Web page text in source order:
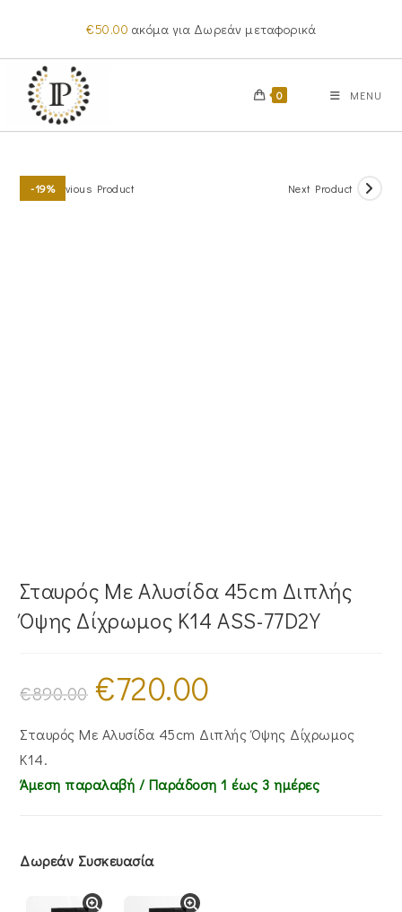
content
€50.00 ακόμα για Δωρεάν μεταφορικά
0 MENU
-19%Previous Product Next Product
Σταυρός Mε Aλυσίδα 45cm Διπλής
Όψης Δίχρωμος Κ14 ASS-77D2Y
€890.00
Original
price
was:
€720.00
€720.00.
Σταυρός Mε Aλυσίδα 45cm Διπλής Όψης Δίχρωμος
Κ14.
Άμεση παραλαβή / Παράδoση 1 έως 3 ημέρες
Δωρεάν Συσκευασία